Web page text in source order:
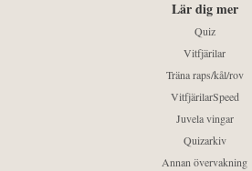
Lär dig mer
Quiz
Vitfjärilar
Träna raps/kål/rov
VitfjärilarSpeed
Juvela vingar
Quizarkiv
Annan övervakning